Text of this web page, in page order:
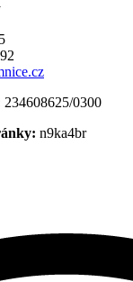
234608625/0300
n9ka4br